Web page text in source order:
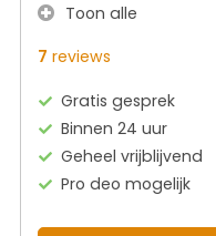
Toon alle
7 reviews
Gratis gesprek
Binnen 24 uur
Geheel vrijblijvend
Pro deo mogelijk